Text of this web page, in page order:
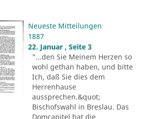
Neueste Mitteilungen
1887
22. Januar , Seite 3
"...den Sie Meinem Herzen so
wohl gethan haben, und bitte
Ich, daß Sie dies dem
Herrenhause
aussprechen.&quot;
Bischofswahl in Breslau. Das
Domcapitel hat die